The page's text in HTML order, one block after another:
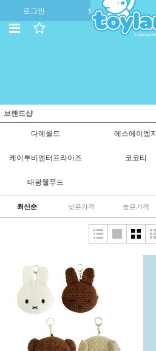
로그인 회원가입
브랜드샵
다예월드 에스에이엠지
케이투비엔터프라이즈 코코티
태광웰푸드
최신순 낮은가격 높은가격